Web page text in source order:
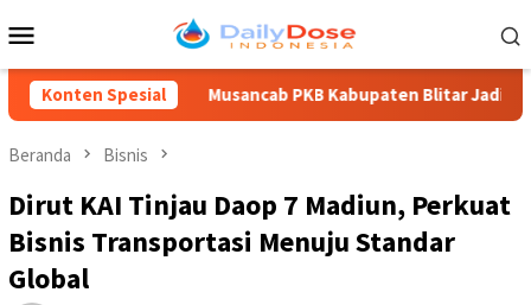
ke
Mobile
Konten Spesial
Musancab PKB Kabupaten Blitar Jadi Momentum
Beranda Bisnis
Dirut KAI Tinjau Daop 7 Madiun, Perkuat
Bisnis Transportasi Menuju Standar
Global